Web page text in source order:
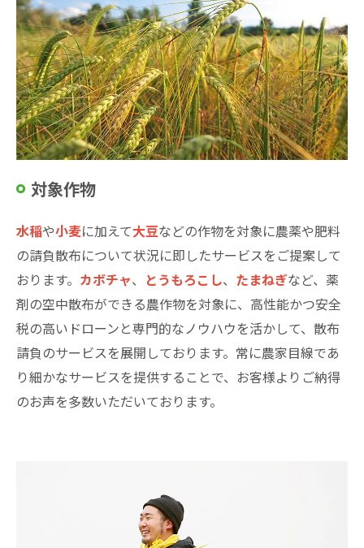
対象作物
水稲や小麦に加えて大豆などの作物を対象に農薬や肥料
の請負散布について状況に即したサービスをご提案して
おります。 カボチャ、 とうもろこし、 たまねぎなど、薬
剤の空中散布ができる農作物を対象に、高性能かつ安全
税の高いドローンと専門的なノウハウを活かして、散布
請負のサービスを展開しております。常に農家目線であ
り細かなサービスを提供することで、お客様よりご納得
のお声を多数いただいております。